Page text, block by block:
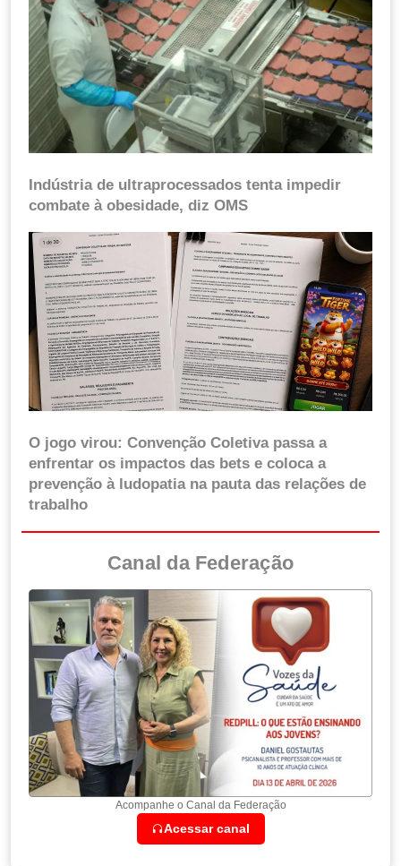
Indústria de ultraprocessados tenta impedir
combate à obesidade, diz OMS
O jogo virou: Convenção Coletiva passa a
enfrentar os impactos das bets e coloca a
prevenção à ludopatia na pauta das relações de
trabalho
Canal da Federação
Acompanhe o Canal da Federação
Acessar canal